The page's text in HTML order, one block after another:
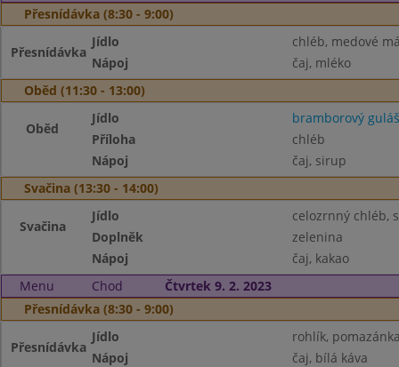
Přesnídávka (8:30 - 9:00)
Přesnídávka
Jídlo
chléb, medové
Nápoj
čaj, mléko
Oběd (11:30 - 13:00)
Oběd
Jídlo
bramborový
Příloha
chléb
Nápoj
čaj, sirup
Svačina (13:30 - 14:00)
Svačina
Jídlo
celozrnný chléb,
Doplněk
zelenina
Nápoj
čaj, kakao
Menu
Chod
Čtvrtek 9. 2. 2023
Přesnídávka (8:30 - 9:00)
Přesnídávka
Jídlo
rohlík,
Nápoj
čaj, bílá káva